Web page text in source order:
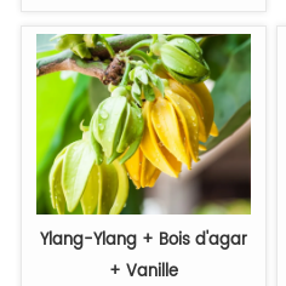
Ylang-Ylang + Bois d'agar
+ Vanille